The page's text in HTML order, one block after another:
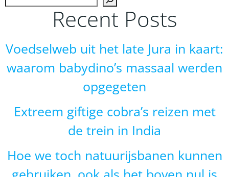
Recent Posts
Voedselweb uit het late Jura in kaart:
waarom babydino’s massaal werden
opgegeten
Extreem giftige cobra’s reizen met
de trein in India
Hoe we toch natuurijsbanen kunnen